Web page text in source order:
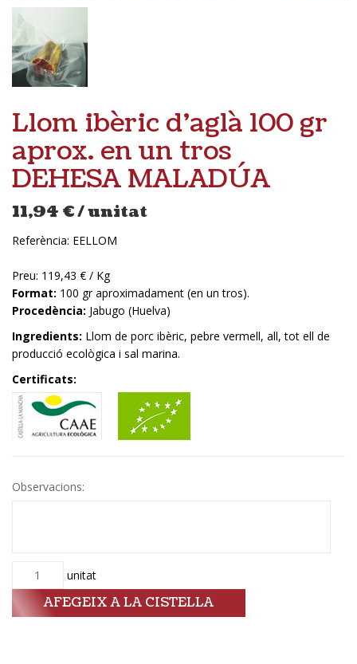
Llom ibèric d’aglà 100 gr
aprox. en un tros
DEHESA MALADÚA
11,94 €/ unitat
Referència: EELLOM
Preu: 119,43 € / Kg
Format: 100 gr aproximadament (en un tros).
Procedència: Jabugo (Huelva)
Ingredients: Llom de porc ibèric, pebre vermell, all, tot ell de
producció ecològica i sal marina.
Certificats:
Observacions:
Quantitat unitat
AFEGEIX A LA CISTELLA